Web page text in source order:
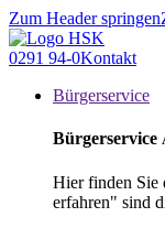
Zum Header springen
0291 94-0Kontakt
Bürgerservice
Bürgerservice
Hier finden Sie
erfahren" sind